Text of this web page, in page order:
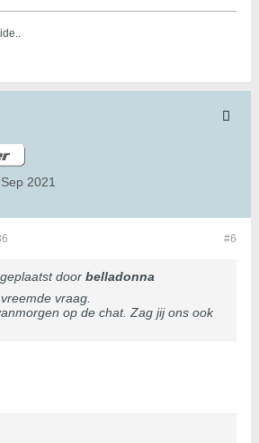
.
Sep 2021
#6
door belladonna
vraag.
op de chat. Zag jij ons ook